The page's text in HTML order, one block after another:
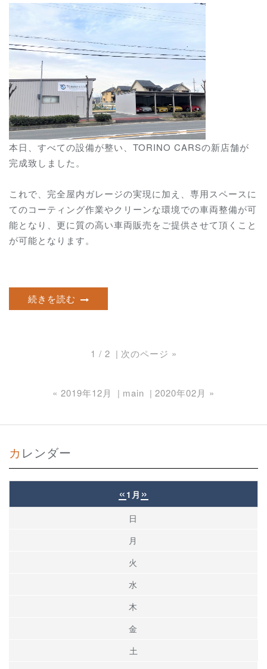
本日、すべての設備が整い、TORINO CARSの新店舗が
完成致しました。
これで、完全屋内ガレージの実現に加え、専用スペースに
てのコーティング作業やクリーンな環境での車両整備が可
能となり、更に質の高い車両販売をご提供させて頂くこと
が可能となります。
続きを読む
1 / 2 次のページ »
« 2019年12月 main 2020年02月 »
カレンダー
« 1月 »
日
月
火
水
木
金
土